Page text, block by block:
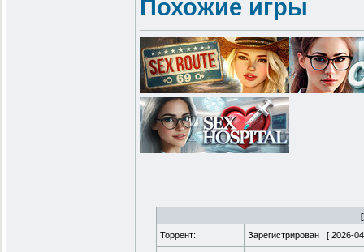
Похожие игры
Торрент:
Зарегистрирован [ 2026-